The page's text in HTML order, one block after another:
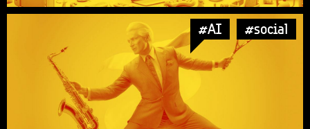
#AI #social